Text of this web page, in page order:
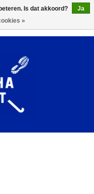
Is dat akkoord?
Ja
»